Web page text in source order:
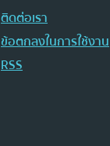
ติดต่อเรา
ข้อตกลงในการใช้งาน
RSS